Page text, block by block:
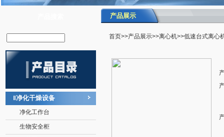
净化干燥设备
净化工作台
生物安全柜
产品展示
首页>>产品展示>>离心机>>低速台式离心